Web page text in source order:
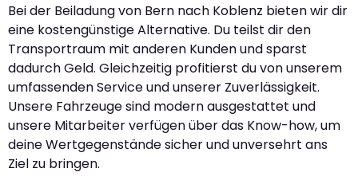
Bei der Beiladung von Bern nach Koblenz bieten wir dir
eine kostengünstige Alternative. Du teilst dir den
Transportraum mit anderen Kunden und sparst
dadurch Geld. Gleichzeitig profitierst du von unserem
umfassenden Service und unserer Zuverlässigkeit.
Unsere Fahrzeuge sind modern ausgestattet und
unsere Mitarbeiter verfügen über das Know-how, um
deine Wertgegenstände sicher und unversehrt ans
Ziel zu bringen.